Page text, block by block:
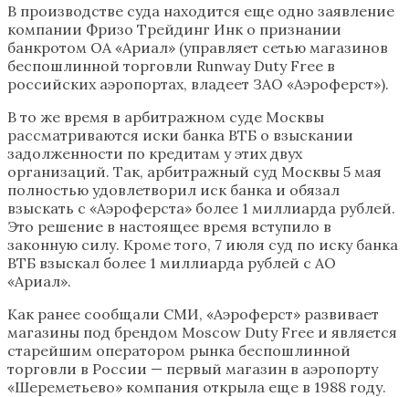
В производстве суда находится еще одно заявление
компании Фризо Трейдинг Инк о признании
банкротом ОА «Ариал» (управляет сетью магазинов
беспошлинной торговли Runway Duty Free в
российских аэропортах, владеет ЗАО «Аэроферст»).
В то же время в арбитражном суде Москвы
рассматриваются иски банка ВТБ о взыскании
задолженности по кредитам у этих двух
организаций. Так, арбитражный суд Москвы 5 мая
полностью удовлетворил иск банка и обязал
взыскать с «Аэроферста» более 1 миллиарда рублей.
Это решение в настоящее время вступило в
законную силу. Кроме того, 7 июля суд по иску банка
ВТБ взыскал более 1 миллиарда рублей с АО
«Ариал».
Как ранее сообщали СМИ, «Аэроферст» развивает
магазины под брендом Moscow Duty Free и является
старейшим оператором рынка беспошлинной
торговли в России — первый магазин в аэропорту
«Шереметьево» компания открыла еще в 1988 году.